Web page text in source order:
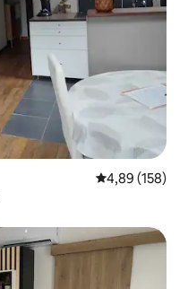
Prosječna
4,89 (158)